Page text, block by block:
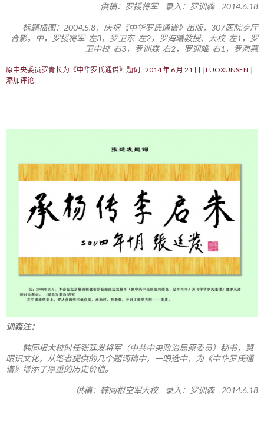
供稿：罗援将军 录入：罗训森 2014.6.18
标题插图：2004.5.8，庆祝《中华罗氏通谱》出版，307医院歺厅
合影。中，罗援将军 左3，罗卫东 左2，罗海曦教授、大校 左1，罗
卫中校 右3，罗训森 右2，罗迎难 右1，罗海燕
原中央委员罗青长为《中华罗氏通谱》题词 2014 年 6 月 21 日
LUOXUNSEN
添加评论
训森注：
韩同根大校时任张廷发将军（中共中央政治局原委员）秘书，慧
眼识文化，从笔者提供的几个题词稿中，一眼选中，为《中华罗氏通
谱》增添了厚重的历史价值。
供稿：韩同根空军大校 录入：罗训森 2014.6.18